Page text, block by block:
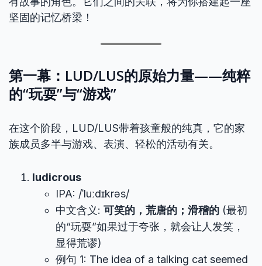
坚固的记忆桥梁！
第一幕：LUD/LUS的原始力量——纯粹
的“玩耍”与“游戏”
在这个阶段，LUD/LUS带着孩童般的纯真，它的家
族成员多半与游戏、表演、轻松的活动有关。
ludicrous
IPA: /ˈluːdɪkrəs/
中文含义: 可笑的，荒唐的；滑稽的 (最初
的“玩耍”如果过于夸张，就会让人发笑，
显得荒谬)
例句 1: The idea of a talking cat seemed